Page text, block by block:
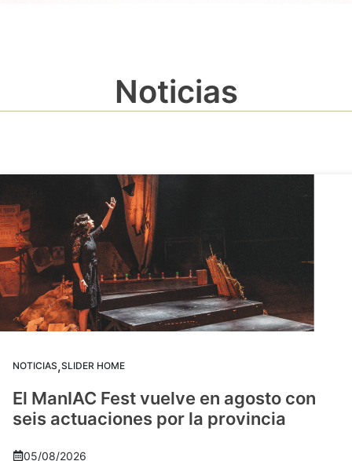
Noticias
NOTICIAS,SLIDER HOME
El ManIAC Fest vuelve en agosto con
seis actuaciones por la provincia
05/08/2026